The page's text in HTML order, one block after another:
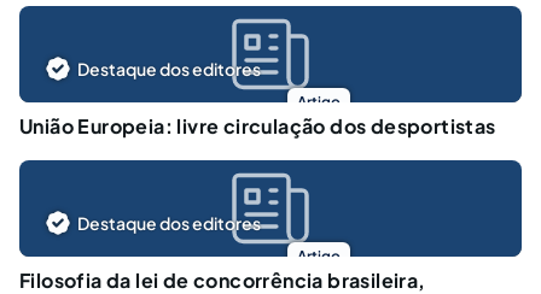
Artigo
Destaque dos editores
União Europeia: livre circulação dos desportistas
Artigo
Destaque dos editores
Filosofia da lei de concorrência brasileira,